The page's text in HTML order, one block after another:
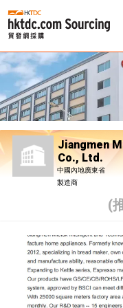
Jiangmen
Co., Ltd.
中國內地廣東省
製造商
(